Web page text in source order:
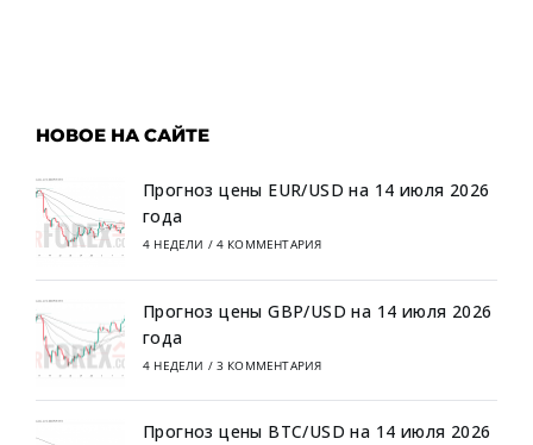
НОВОЕ НА САЙТЕ
Прогноз цены EUR/USD на 14 июля 2026
года
4 НЕДЕЛИ / 4 КОММЕНТАРИЯ
Прогноз цены GBP/USD на 14 июля 2026
года
4 НЕДЕЛИ / 3 КОММЕНТАРИЯ
Прогноз цены BTC/USD на 14 июля 2026